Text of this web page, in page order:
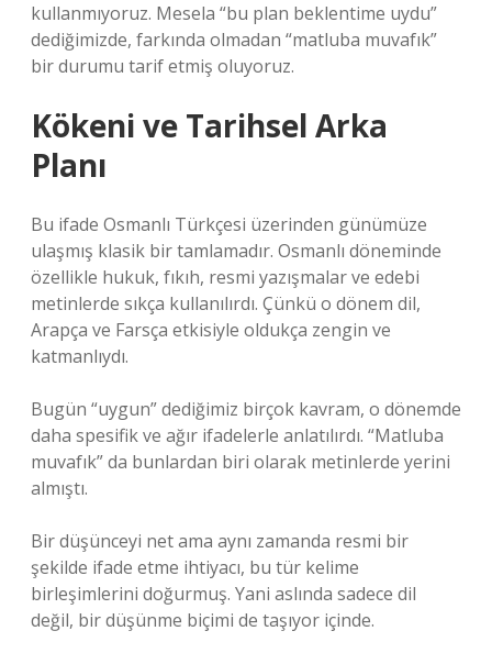
kullanmıyoruz. Mesela “bu plan beklentime uydu”
dediğimizde, farkında olmadan “matluba muvafık”
bir durumu tarif etmiş oluyoruz.
Kökeni ve Tarihsel Arka
Planı
Bu ifade Osmanlı Türkçesi üzerinden günümüze
ulaşmış klasik bir tamlamadır. Osmanlı döneminde
özellikle hukuk, fıkıh, resmi yazışmalar ve edebi
metinlerde sıkça kullanılırdı. Çünkü o dönem dil,
Arapça ve Farsça etkisiyle oldukça zengin ve
katmanlıydı.
Bugün “uygun” dediğimiz birçok kavram, o dönemde
daha spesifik ve ağır ifadelerle anlatılırdı. “Matluba
muvafık” da bunlardan biri olarak metinlerde yerini
almıştı.
Bir düşünceyi net ama aynı zamanda resmi bir
şekilde ifade etme ihtiyacı, bu tür kelime
birleşimlerini doğurmuş. Yani aslında sadece dil
değil, bir düşünme biçimi de taşıyor içinde.